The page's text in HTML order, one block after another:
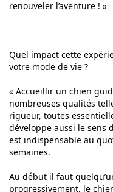
renouveler l’aventure ! »
Quel impact cette
votre mode de vie ?
« Accueillir un chien
nombreuses qualités
rigueur, toutes
développe aussi le sens
est indispensable au
semaines.
Au début il faut
progressivement, le